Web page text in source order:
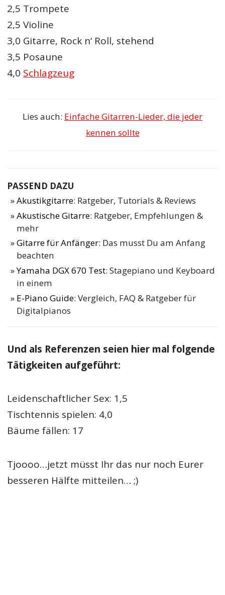
2,5 Trompete
2,5 Violine
3,0 Gitarre, Rock n‘ Roll, stehend
3,5 Posaune
4,0 Schlagzeug
Lies auch: Einfache Gitarren-Lieder, die jeder
kennen sollte
PASSEND DAZU
Akustikgitarre: Ratgeber, Tutorials & Reviews
Akustische Gitarre: Ratgeber, Empfehlungen &
mehr
Gitarre für Anfänger: Das musst Du am Anfang
beachten
Yamaha DGX 670 Test: Stagepiano und Keyboard
in einem
E-Piano Guide: Vergleich, FAQ & Ratgeber für
Digitalpianos
Und als Referenzen seien hier mal folgende
Tätigkeiten aufgeführt:
Leidenschaftlicher Sex: 1,5
Tischtennis spielen: 4,0
Bäume fällen: 17
Tjoooo…jetzt müsst Ihr das nur noch Eurer
besseren Hälfte mitteilen… ;)